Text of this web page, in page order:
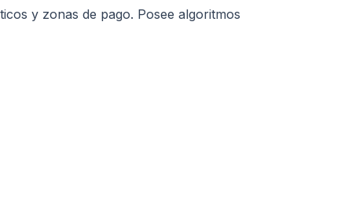
y zonas de pago. Posee algoritmos